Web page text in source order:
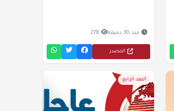
منذ 30 دقيقة 278
المصدر
البعد الرابع